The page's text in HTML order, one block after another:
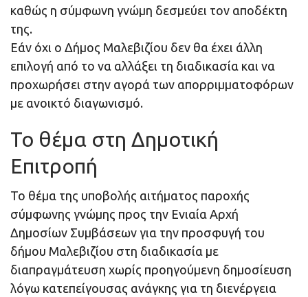
καθώς η σύμφωνη γνώμη δεσμεύει τον αποδέκτη
της.
Εάν όχι ο Δήμος Μαλεβιζίου δεν θα έχει άλλη
επιλογή από το να αλλάξει τη διαδικασία και να
προχωρήσει στην αγορά των απορριμματοφόρων
με ανοικτό διαγωνισμό.
Το θέμα στη Δημοτική
Επιτροπή
Το θέμα της υποβολής αιτήματος παροχής
σύμφωνης γνώμης προς την Ενιαία Αρχή
Δημοσίων Συμβάσεων για την προσφυγή του
δήμου Μαλεβιζίου στη διαδικασία με
διαπραγμάτευση χωρίς προηγούμενη δημοσίευση
λόγω κατεπείγουσας ανάγκης για τη διενέργεια